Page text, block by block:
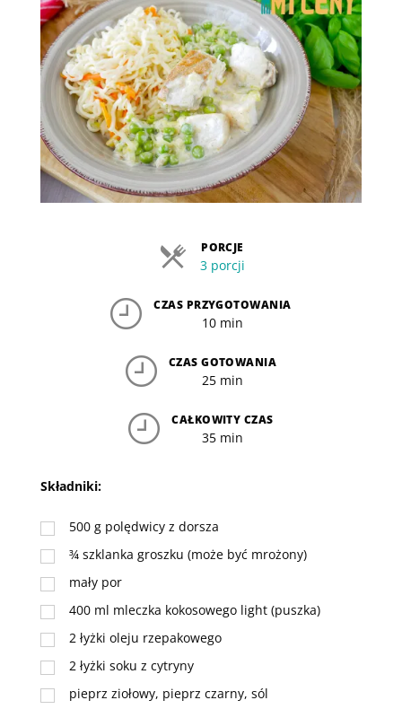
PORCJE
3 porcji
CZAS PRZYGOTOWANIA
10 min
CZAS GOTOWANIA
25 min
CAŁKOWITY CZAS
35 min
Składniki:
500 g polędwicy z dorsza
¾ szklanka groszku (może być mrożony)
mały por
400 ml mleczka kokosowego light (puszka)
2 łyżki oleju rzepakowego
2 łyżki soku z cytryny
pieprz ziołowy, pieprz czarny, sól